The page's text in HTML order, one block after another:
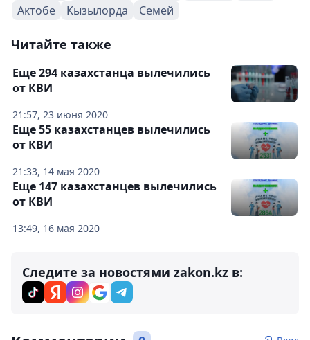
Актобе
Кызылорда Семей
Читайте также
21:57, 23 июня 2020
Еще 294 казахстанца вылечились
от КВИ
21:33, 14 мая 2020
Еще 55 казахстанцев вылечились
от КВИ
13:49, 16 мая 2020
Еще 147 казахстанцев вылечились
от КВИ
Следите за новостями zakon.kz в: